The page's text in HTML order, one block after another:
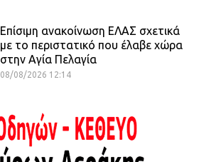
Επίσιμη ανακοίνωση ΕΛΑΣ σχετικά
με το περιστατικό που έλαβε χώρα
στην Αγία Πελαγία
08/08/2026 12:14